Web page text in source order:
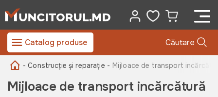
Catalog produse Căutare
- Construcție și reparație - Mijloace de transport
Mijloace de transport incărcătură